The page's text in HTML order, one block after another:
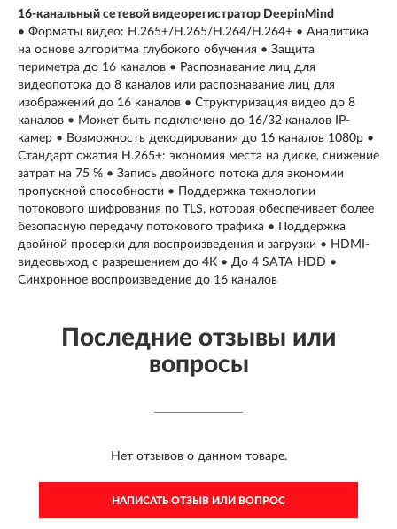
16-канальный сетевой видеорегистратор DeepinMind
• Форматы видео: H.265+/H.265/H.264/H.264+ • Аналитика
на основе алгоритма глубокого обучения • Защита
периметра до 16 каналов • Распознавание лиц для
видеопотока до 8 каналов или распознавание лиц для
изображений до 16 каналов • Структуризация видео до 8
каналов • Может быть подключено до 16/32 каналов IP-
камер • Возможность декодирования до 16 каналов 1080p •
Стандарт сжатия H.265+: экономия места на диске, снижение
затрат на 75 % • Запись двойного потока для экономии
пропускной способности • Поддержка технологии
потокового шифрования по TLS, которая обеспечивает более
безопасную передачу потокового трафика • Поддержка
двойной проверки для воспроизведения и загрузки • HDMI-
видеовыход с разрешением до 4K • До 4 SATA HDD •
Синхронное воспроизведение до 16 каналов
Последние отзывы или
вопросы
Нет отзывов о данном товаре.
НАПИСАТЬ ОТЗЫВ ИЛИ ВОПРОС